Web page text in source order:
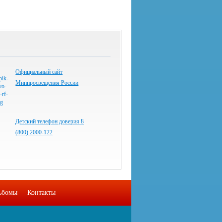
Официальный сайт
Минпросвещения России
Детский телефон доверия 8
(800) 2000-122
Контакты